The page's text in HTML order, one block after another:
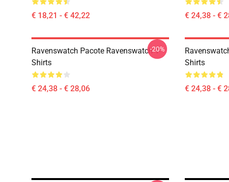
€ 18,21 - € 42,22 € 24,38 - €
Ravenswatch Pacote Ravenswatch T-
Shirts
€ 24,38 - € 28,06
-20%
Shirts
€ 24,38 - €